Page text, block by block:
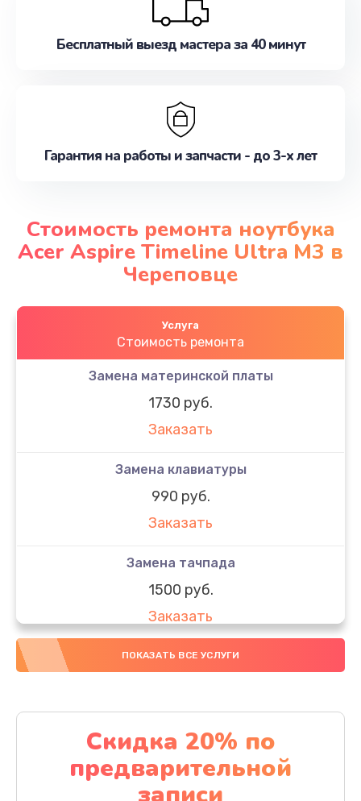
Бесплатный выезд мастера за 40 минут
Гарантия на работы и запчасти - до 3-х лет
Стоимость ремонта ноутбука
Acer Aspire Timeline Ultra M3 в
Череповце
Услуга
Стоимость ремонта
Замена материнской платы
1730 руб.
Заказать
Замена клавиатуры
990 руб.
Заказать
Замена тачпада
1500 руб.
Заказать
Замена южного моста
Заказать
Чистка от пыли
1060 руб.
ПОКАЗАТЬ ВСЕ УСЛУГИ
Скидка 20% по
предварительной